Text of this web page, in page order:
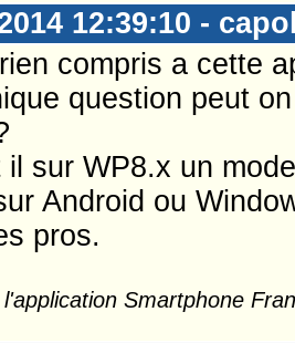
12:39:10 -
compris a cette
question peut
il sur WP8.x un
Android ou
pros.
l'application Smartphone